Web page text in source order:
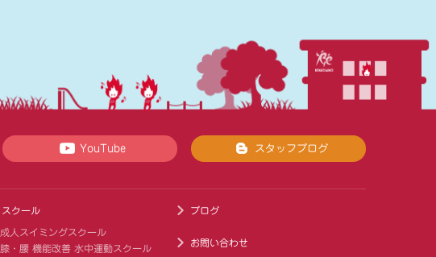
YouTube スタッフブログ
スクール
成人スイミングスクール
膝・腰 機能改善 水中運動スクール
ブログ
お問い合わせ